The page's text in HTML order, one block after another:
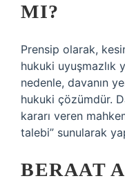
MI?
Prensip olarak,
hukuki uyuşmazlık
nedenle, davanın
hukuki çözümdür.
kararı veren
talebi” sunularak
BERAAT